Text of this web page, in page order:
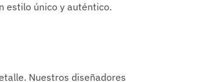
estilo único y auténtico.
Nuestros diseñadores